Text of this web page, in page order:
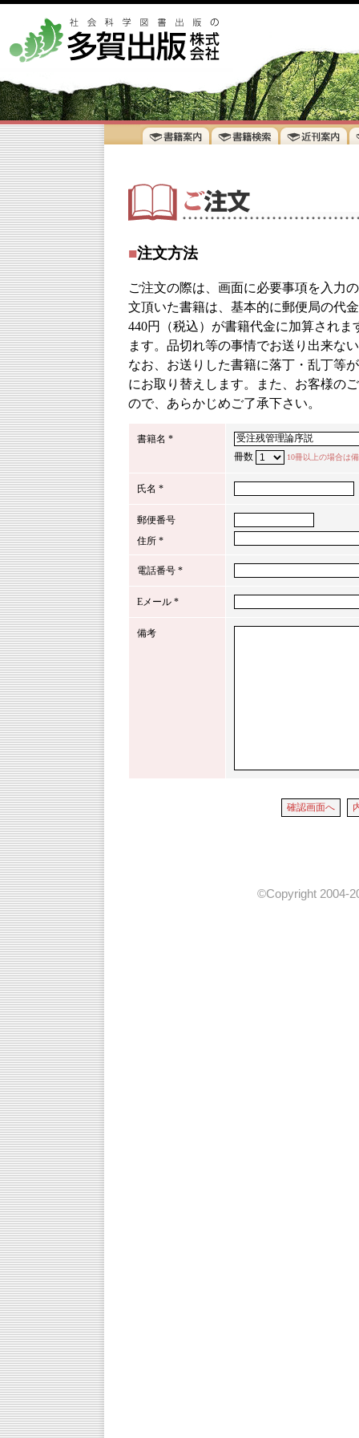
■注文方法
ご注文の際は、画面に必要事項を入力
文頂いた書籍は、基本的に郵便局の代
440円（税込）が書籍代金に加算され
ます。品切れ等の事情でお送り出来な
なお、お送りした書籍に落丁・乱丁等
にお取り替えします。また、お客様の
ので、あらかじめご了承下さい。
書籍名 *
冊数
10冊以上の場合は
氏名 *
郵便番号
住所 *
電話番号 *
Eメール *
備考
©Copyright 2004-